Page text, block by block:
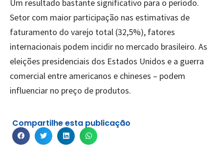
Um resultado bastante significativo para o período.
Setor com maior participação nas estimativas de
faturamento do varejo total (32,5%), fatores
internacionais podem incidir no mercado brasileiro. As
eleições presidenciais dos Estados Unidos e a guerra
comercial entre americanos e chineses – podem
influenciar no preço de produtos.
Compartilhe esta publicação